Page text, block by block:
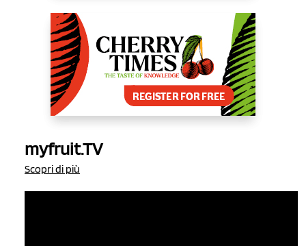
myfruit.TV
Scopri di più